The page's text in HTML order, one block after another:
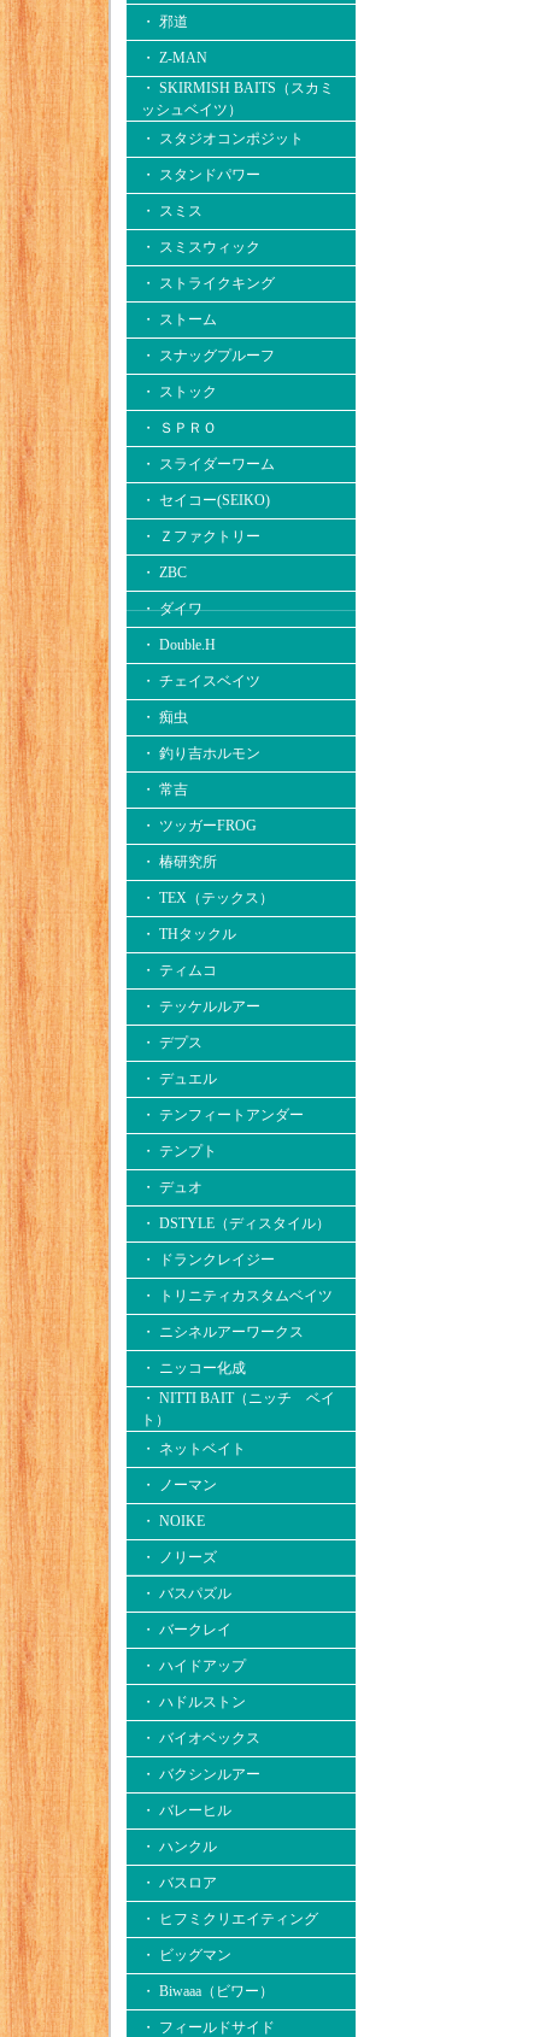
・ 邪道
・ Z-MAN
・ SKIRMISH BAITS（スカミ
ッシュベイツ）
・ スタジオコンポジット
・ スタンドパワー
・ スミス
・ スミスウィック
・ ストライクキング
・ ストーム
・ スナッグプルーフ
・ ストック
・ ＳＰＲＯ
・ スライダーワーム
・ セイコー(SEIKO)
・ Ｚファクトリー
・ ZBC
・ ダイワ
・ Double.H
・ チェイスベイツ
・ 痴虫
・ 釣り吉ホルモン
・ 常吉
・ ツッガーFROG
・ 椿研究所
・ TEX（テックス）
・ THタックル
・ ティムコ
・ テッケルルアー
・ デプス
・ デュエル
・ テンフィートアンダー
・ テンプト
・ デュオ
・ DSTYLE（ディスタイル）
・ ドランクレイジー
・ トリニティカスタムベイツ
・ ニシネルアーワークス
・ ニッコー化成
・ NITTI BAIT（ニッチ ベイ
ト）
・ ネットベイト
・ ノーマン
・ NOIKE
・ ノリーズ
・ バスパズル
・ バークレイ
・ ハイドアップ
・ ハドルストン
・ バイオベックス
・ バクシンルアー
・ バレーヒル
・ ハンクル
・ バスロア
・ ヒフミクリエイティング
・ ビッグマン
・ Biwaaa（ビワー）
・ フィールドサイド